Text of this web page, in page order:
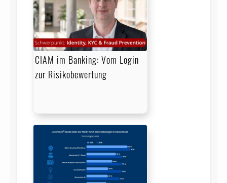
CIAM im Banking: Vom Login
zur Risikobewertung